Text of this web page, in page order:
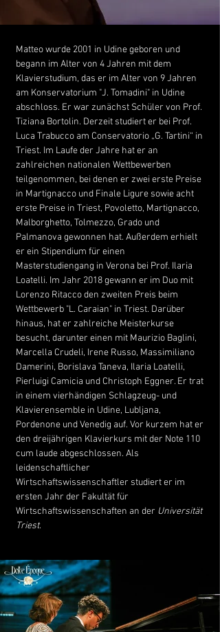
Matteo wurde 2001 in Udine geboren und
begann im Alter von 4 Jahren mit dem
Klavierstudium, das er im Alter von 9 Jahren
am Konservatorium "J. Tomadini" in Udine
abschloss. Er war zunächst Schüler von Prof.
Tiziana Bortolin. Derzeit studiert er bei Prof.
Luca Trabucco am Conservatorio „G. Tartini“ in
Triest. Im Laufe der Jahre hat er an
zahlreichen nationalen Wettbewerben
teilgenommen, bei denen er zwei erste Preise
in Martignacco und Finale Ligure sowie acht
erste Preise in Triest, Povoletto, Martignacco,
Malborghetto, Tolmezzo, Grado und
Palmanova gewonnen hat. Außerdem erhielt
er ein Stipendium für einen
Masterstudiengang in Verona bei Prof. Ilaria
Loatelli. Im Jahr 2018 gewann er im Duo mit
Lorenzo Ritacco den zweiten Preis beim
Wettbewerb "L. Caraian" in Triest. Darüber
hinaus, hat er zahlreiche Meisterkurse
besucht, darunter einen mit Maurizio Baglini,
Marcella Crudeli, Irene Russo, Massimiliano
Damerini, Borislava Taneva, Ilaria Loatelli,
Pierluigi Camicia und Christoph Eggner. Er trat
in einem vierhändigen Schlagzeug- und
Klavierensemble in Udine, Lubljana,
Pordenone und Venedig auf. Vor kurzem hat er
den dreijährigen Klavierkurs mit der Note 110
cum laude abgeschlossen. Als
leidenschaftlicher
Wirtschaftswissenschaftler studiert er im
ersten Jahr der Fakultät für
Wirtschaftswissenschaften an der Universität
Triest.